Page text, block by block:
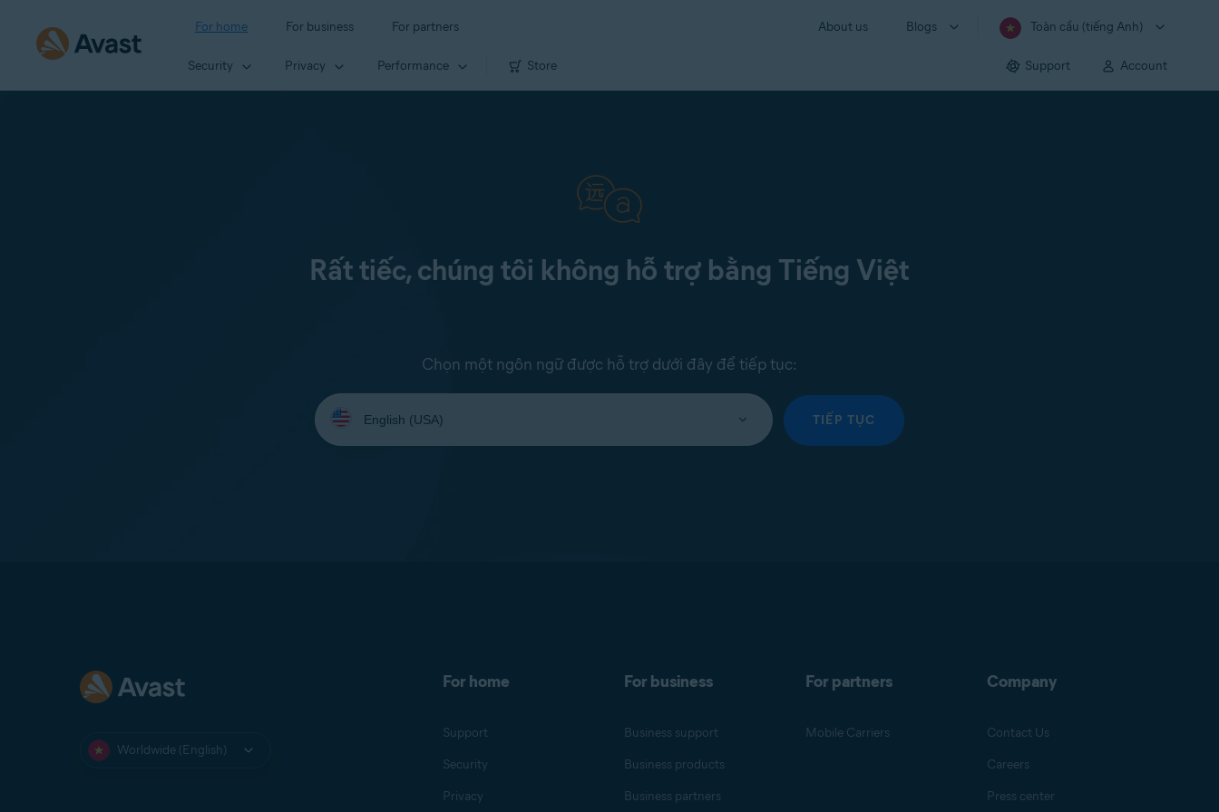
For home For business For partners About us Blogs Toàn cầu (tiếng Anh)
Security Privacy Performance Store Support Account
Rất tiếc, chúng tôi không hỗ trợ bằng Tiếng Việt
Chọn một ngôn ngữ được hỗ trợ dưới đây để tiếp tục:
Select
your
language:
TIẾP TỤC
Worldwide (English)
For home
Support
Security
Privacy
For business
Business support
Business products
Business partners
For partners
Mobile Carriers
Company
Contact Us
Careers
Press center